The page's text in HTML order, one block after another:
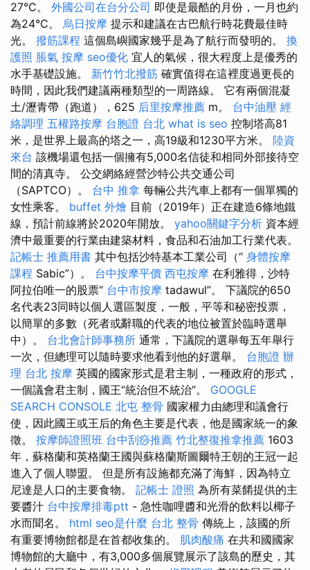
27°C。 外國公司在台分公司 即使是最酷的月份，一月也約
為24°C。 烏日按摩 提示和建議在古巴航行時花費最佳時
光。 撥筋課程 這個島嶼國家幾乎是為了航行而發明的。 換
護照 脹氣 按摩 seo優化 宜人的氣候，很大程度上是優秀的
水手基礎設施。 新竹竹北撥筋 確實值得在這裡度過更長的
時間，因此我們建議兩種類型的一周路線。 它有兩個混凝
土/瀝青帶（跑道），625 后里按摩推薦 m。 台中油壓 經
絡調理 五權路按摩 台胞證 台北 what is seo 控制塔高81
米，是世界上最高的塔之一，高19級和1230平方米。 陸資
來台 該機場還包括一個擁有5,000名信徒和相同外部接待空
間的清真寺。 公交網絡經營沙特公共交通公司
（SAPTCO）。 台中 推拿 每輛公共汽車上都有一個單獨的
女性乘客。 buffet 外燴 目前（2019年）正在建造6條地鐵
線，預計前線將於2020年開放。 yahoo關鍵字分析 資本經
濟中最重要的行業由建築材料，食品和石油加工行業代表。
記帳士 推薦用書 其中包括沙特基本工業公司（“ 身體按摩
課程 Sabic”）。 台中按摩平價 西屯按摩 在利雅得，沙特
阿拉伯唯一的股票“ 台中市按摩 tadawul”。 下議院的650
名代表23同時以個人選區製度，一般，平等和秘密投票，
以簡單的多數（死者或辭職的代表的地位被置於臨時選舉
中）。 台北會計師事務所 通常，下議院的選舉每五年舉行
一次，但總理可以隨時要求他看到他的好選舉。 台胞證 辦
理 台北 按摩 英國的國家形式是君主制，一種政府的形式，
一個議會君主制，國王“統治但不統治”。 GOOGLE
SEARCH CONSOLE 北屯 整骨 國家權力由總理和議會行
使，因此國王或王后的角色主要是代表，他是國家統一的象
徵。 按摩師證照班 台中刮痧推薦 竹北整復推拿推薦 1603
年，蘇格蘭和英格蘭王國與蘇格蘭斯圖爾特王朝的王冠一起
進入了個人聯盟。 但是所有設施都充滿了海鮮，因為特立
尼達是人口的主要食物。 記帳士 證照 為所有菜餚提供的主
要醬汁 台中按摩排毒ptt - 急性咖哩醬和光滑的飲料以椰子
水而聞名。 html seo是什麼 台北 整骨 傳統上，該國的所
有重要博物館都是在首都收集的。 肌肉酸痛 在共和國國家
博物館的大廳中，有3,000多個展覽展示了該島的歷史，其